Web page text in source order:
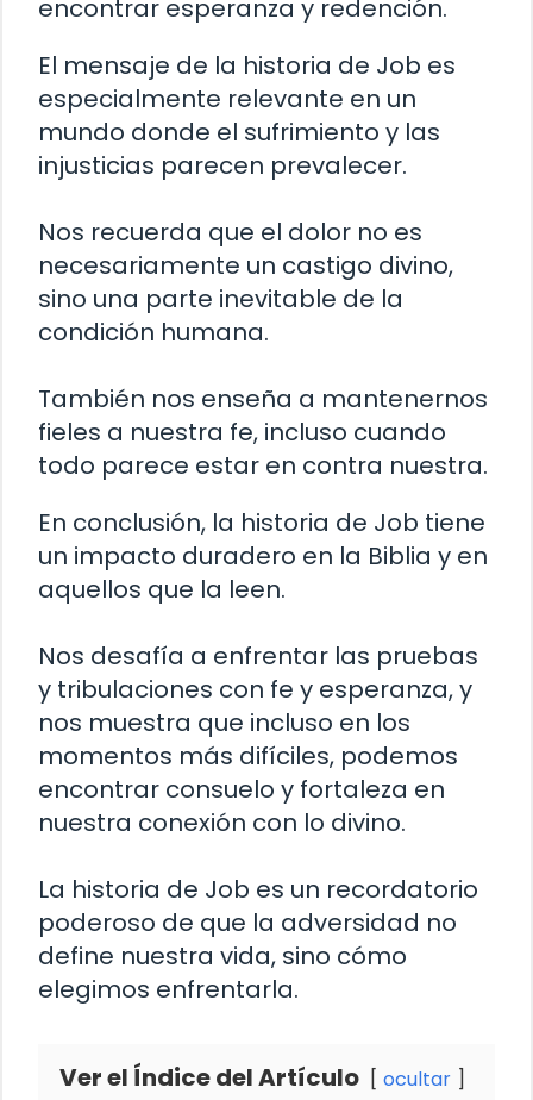
encontrar esperanza y redención.
El mensaje de la historia de Job es
especialmente relevante en un
mundo donde el sufrimiento y las
injusticias parecen prevalecer.
Nos recuerda que el dolor no es
necesariamente un castigo divino,
sino una parte inevitable de la
condición humana.
También nos enseña a mantenernos
fieles a nuestra fe, incluso cuando
todo parece estar en contra nuestra.
En conclusión, la historia de Job tiene
un impacto duradero en la Biblia y en
aquellos que la leen.
Nos desafía a enfrentar las pruebas
y tribulaciones con fe y esperanza, y
nos muestra que incluso en los
momentos más difíciles, podemos
encontrar consuelo y fortaleza en
nuestra conexión con lo divino.
La historia de Job es un recordatorio
poderoso de que la adversidad no
define nuestra vida, sino cómo
elegimos enfrentarla.
Ver el Índice del Artículo ocultar